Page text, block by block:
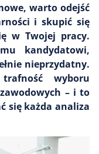
warto odejść
i skupić się
w Twojej pracy.
kandydatowi,
nieprzydatny.
wyboru
– i to
się każda analiza